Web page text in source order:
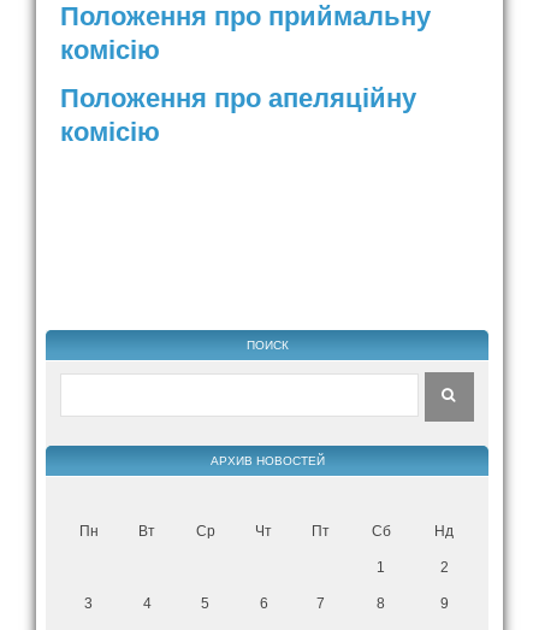
Положення про приймальну
комісію
Положення про апеляційну
комісію
ПОИСК
АРХИВ НОВОСТЕЙ
Пн Вт Ср Чт Пт Сб Нд
1 2
3 4 5 6 7 8 9